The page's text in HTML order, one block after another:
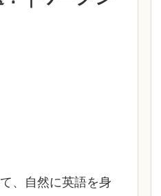
、自然に英語を身